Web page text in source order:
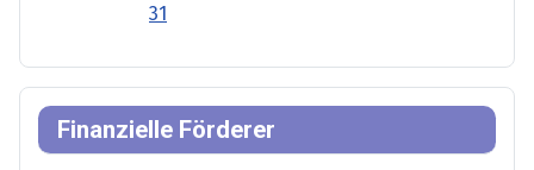
31
Finanzielle Förderer